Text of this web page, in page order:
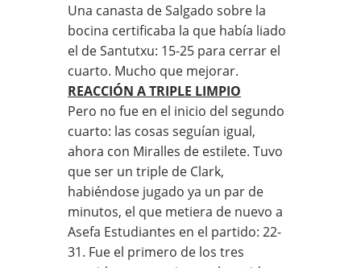
Una canasta de Salgado sobre la
bocina certificaba la que había liado
el de Santutxu: 15-25 para cerrar el
cuarto. Mucho que mejorar.
REACCIÓN A TRIPLE LIMPIO
Pero no fue en el inicio del segundo
cuarto: las cosas seguían igual,
ahora con Miralles de estilete. Tuvo
que ser un triple de Clark,
habiéndose jugado ya un par de
minutos, el que metiera de nuevo a
Asefa Estudiantes en el partido: 22-
31. Fue el primero de los tres